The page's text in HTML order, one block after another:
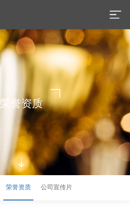
荣誉资质
荣誉资质 公司宣传片